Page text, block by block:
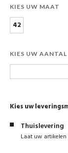
KIES UW MAAT
42
KIES UW AANTAL
Kies uw
Thuislevering
Laat uw